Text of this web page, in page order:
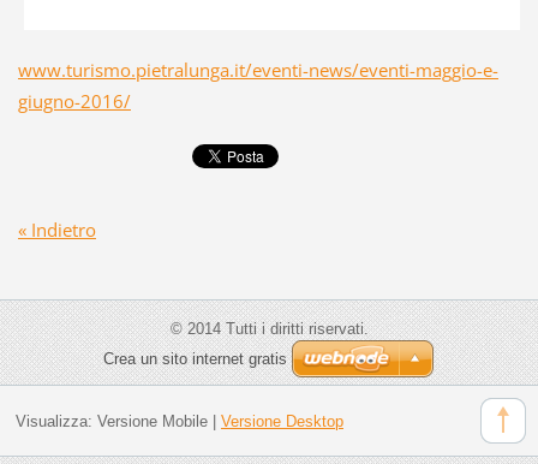
www.turismo.pietralunga.it/eventi-news/eventi-maggio-e-
giugno-2016/
« Indietro
© 2014 Tutti i diritti riservati.
Crea un sito internet gratis
Visualizza: Versione Mobile| Versione Desktop